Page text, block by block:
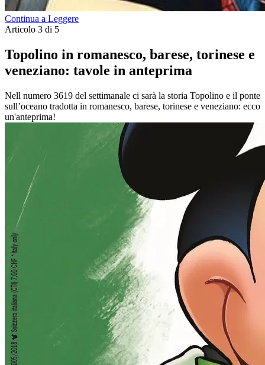
Continua a Leggere
Articolo 3 di 5
Topolino in romanesco, barese, torinese e
veneziano: tavole in anteprima
Nell numero 3619 del settimanale ci sarà la storia Topolino e il ponte
sull’oceano tradotta in romanesco, barese, torinese e veneziano: ecco
un'anteprima!